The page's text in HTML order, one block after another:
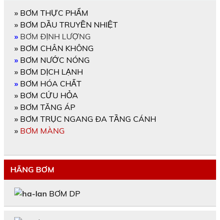
» BƠM THỰC PHẨM
» BƠM DẦU TRUYỀN NHIỆT
»BƠM ĐỊNH LƯỢNG
» BƠM CHÂN KHÔNG
» BƠM NƯỚC NÓNG
» BƠM DỊCH LẠNH
» BƠM HÓA CHẤT
» BƠM CỨU HỎA
» BƠM TĂNG ÁP
» BƠM TRỤC NGANG ĐA TẦNG CÁNH
» BƠM MÀNG
HÃNG BƠM
BƠM DP